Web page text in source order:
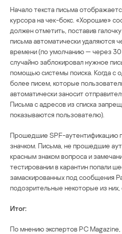
Начало текста письма
курсора на чек-бокс. «Хорошие»
должен отметить, поставив
письма автоматически удаляются
времени (по умолчанию — через 30
случайно заблокировал нужное
помощью системы поиска. Когда с
более писем, которые
автоматически заносит
Письма с адресов из списка
показываются пользователю).
Прошедшие SPF-аутентификацию
значком. Письма, не прошедшие
красным знаком вопроса и
тестировании в карантин попали
замаскированных под сообщения
подозрительные некоторые из них,
Итог:
По мнению экспертов PC